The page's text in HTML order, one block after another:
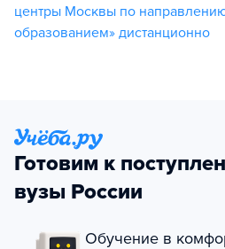
центры Москвы по
образованием» дистанционно
Готовим к
вузы России
Обучение в